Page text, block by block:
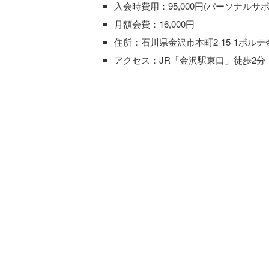
入会時費用：95,000円(パーソナルサ
月額会費：16,000円
住所：石川県金沢市本町2-15-1ポルテ
アクセス：JR「金沢駅東口」徒歩2分